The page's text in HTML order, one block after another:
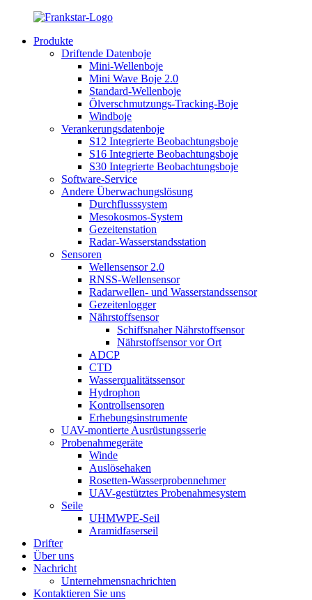
Produkte
Driftende Datenboje
Mini-Wellenboje
Mini Wave Boje 2.0
Standard-Wellenboje
Ölverschmutzungs-Tracking-Boje
Windboje
Verankerungsdatenboje
S12 Integrierte Beobachtungsboje
S16 Integrierte Beobachtungsboje
S30 Integrierte Beobachtungsboje
Software-Service
Andere Überwachungslösung
Durchflusssystem
Mesokosmos-System
Gezeitenstation
Radar-Wasserstandsstation
Sensoren
Wellensensor 2.0
RNSS-Wellensensor
Radarwellen- und Wasserstandssensor
Gezeitenlogger
Nährstoffsensor
Schiffsnaher Nährstoffsensor
Nährstoffsensor vor Ort
ADCP
CTD
Wasserqualitätssensor
Hydrophon
Kontrollsensoren
Erhebungsinstrumente
UAV-montierte Ausrüstungsserie
Probenahmegeräte
Winde
Auslösehaken
Rosetten-Wasserprobennehmer
UAV-gestütztes Probenahmesystem
Seile
UHMWPE-Seil
Aramidfaserseil
Drifter
Über uns
Nachricht
Unternehmensnachrichten
Kontaktieren Sie uns